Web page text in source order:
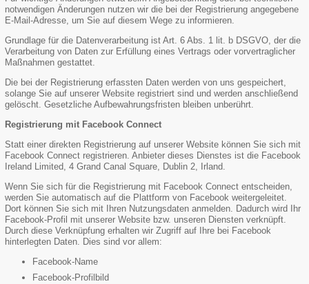
notwendigen Änderungen nutzen wir die bei der Registrierung angegebene
E-Mail-Adresse, um Sie auf diesem Wege zu informieren.
Grundlage für die Datenverarbeitung ist Art. 6 Abs. 1 lit. b DSGVO, der die
Verarbeitung von Daten zur Erfüllung eines Vertrags oder vorvertraglicher
Maßnahmen gestattet.
Die bei der Registrierung erfassten Daten werden von uns gespeichert,
solange Sie auf unserer Website registriert sind und werden anschließend
gelöscht. Gesetzliche Aufbewahrungsfristen bleiben unberührt.
Registrierung mit Facebook Connect
Statt einer direkten Registrierung auf unserer Website können Sie sich mit
Facebook Connect registrieren. Anbieter dieses Dienstes ist die Facebook
Ireland Limited, 4 Grand Canal Square, Dublin 2, Irland.
Wenn Sie sich für die Registrierung mit Facebook Connect entscheiden,
werden Sie automatisch auf die Plattform von Facebook weitergeleitet.
Dort können Sie sich mit Ihren Nutzungsdaten anmelden. Dadurch wird Ihr
Facebook-Profil mit unserer Website bzw. unseren Diensten verknüpft.
Durch diese Verknüpfung erhalten wir Zugriff auf Ihre bei Facebook
hinterlegten Daten. Dies sind vor allem:
Facebook-Name
Facebook-Profilbild